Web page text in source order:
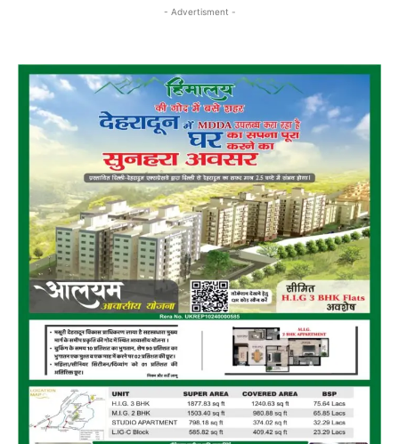
- Advertisment -